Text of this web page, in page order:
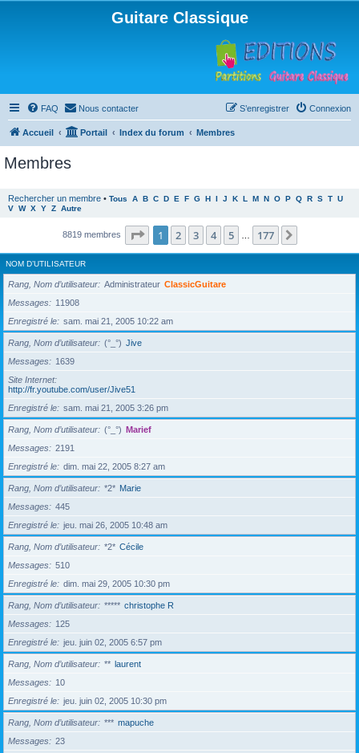
Guitare Classique
FAQ Nous contacter Connexion
S’enregistrer
Accueil Portail Index du forum Membres
Membres
Rechercher un membre • Tous A B C D E F G H I J K L M N O P Q R S T U
V W X Y Z Autre
8819 membres Page 1sur177
1 2 3 4 5 177
NOM D’UTILISATEUR
Rang, Nom d’utilisateur Administrateur ClassicGuitare
Messages
11908
Enregistré le
sam. mai 21, 2005 10:22 am
Rang, Nom d’utilisateur (°_°) Jive
Messages
1639
Site Internet
http://fr.youtube.com/user/Jive51
Enregistré le
sam. mai 21, 2005 3:26 pm
Rang, Nom d’utilisateur (°_°) Marief
Messages
2191
Enregistré le
dim. mai 22, 2005 8:27 am
Rang, Nom d’utilisateur *2* Marie
Messages
445
Enregistré le
jeu. mai 26, 2005 10:48 am
Rang, Nom d’utilisateur *2* Cécile
Messages
510
Enregistré le
dim. mai 29, 2005 10:30 pm
Rang, Nom d’utilisateur ***** christophe R
Messages
125
Enregistré le
jeu. juin 02, 2005 6:57 pm
Rang, Nom d’utilisateur ** laurent
Messages
10
Enregistré le
jeu. juin 02, 2005 10:30 pm
Rang, Nom d’utilisateur *** mapuche
Messages
23